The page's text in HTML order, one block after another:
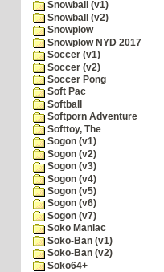
Snowball (v1)
Snowball (v2)
Snowplow
Snowplow NYD 2017
Soccer (v1)
Soccer (v2)
Soccer Pong
Soft Pac
Softball
Softporn Adventure
Softtoy, The
Sogon (v1)
Sogon (v2)
Sogon (v3)
Sogon (v4)
Sogon (v5)
Sogon (v6)
Sogon (v7)
Soko Maniac
Soko-Ban (v1)
Soko-Ban (v2)
Soko64+